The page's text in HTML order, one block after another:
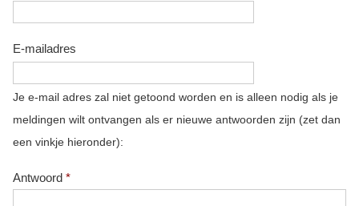
E-mailadres
Je e-mail adres zal niet getoond worden en is alleen nodig als je
meldingen wilt ontvangen als er nieuwe antwoorden zijn (zet dan
een vinkje hieronder):
Antwoord *